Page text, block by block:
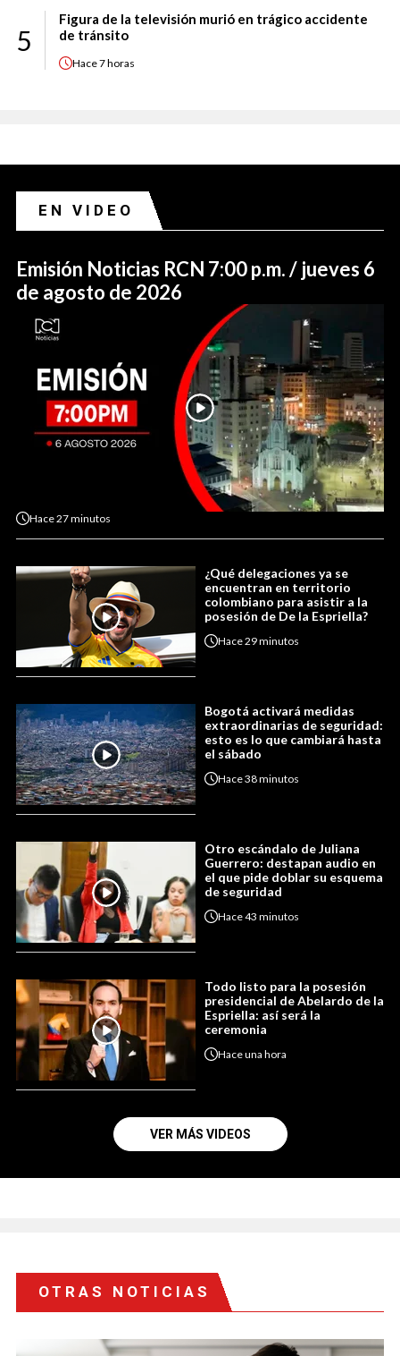
5
Figura de la televisión murió en trágico accidente
de tránsito
Hace7 horas
EN VIDEO
Emisión Noticias RCN 7:00 p.m. / jueves 6
de agosto de 2026
Hace27 minutos
¿Qué delegaciones ya se
encuentran en territorio
colombiano para asistir a la
posesión de De la Espriella?
Hace29 minutos
Bogotá activará medidas
extraordinarias de seguridad:
esto es lo que cambiará hasta
el sábado
Hace38 minutos
Otro escándalo de Juliana
Guerrero: destapan audio en
el que pide doblar su esquema
de seguridad
Hace43 minutos
Todo listo para la posesión
presidencial de Abelardo de la
Espriella: así será la
ceremonia
Haceuna hora
VER MÁS VIDEOS
OTRAS NOTICIAS